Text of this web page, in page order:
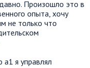
Произошло это в
опыта, хочу
не только что
а1 я управлял